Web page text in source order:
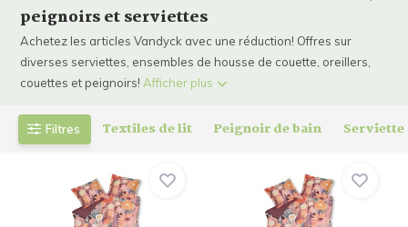
peignoirs et serviettes
Achetez les articles Vandyck avec une réduction! Offres sur
diverses serviettes, ensembles de housse de couette, oreillers,
couettes et peignoirs! Afficher plus
Filtres Textiles de lit Peignoir de bain Serviette